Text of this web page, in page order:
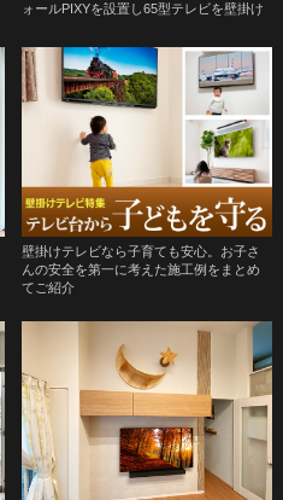
ォールPIXYを設置し65型テレビを壁掛け
壁掛けテレビなら子育ても安心。お子さ
んの安全を第一に考えた施工例をまとめ
てご紹介